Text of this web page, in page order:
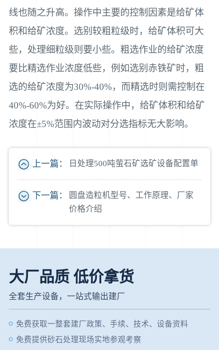
线也随之升高。操作中主要的控制因素是给矿体
积和给矿浓度。选别较粗粒级时，给矿体积可大
些，处理细粒级则要小些。粗选作业的给矿浓度
要比精选作业浓度低些，例如选别赤铁矿时，粗
选的给矿浓度为30%-40%，而精选时则需控制在
40%-60%为好。在实际操作中，给矿体积和给矿
浓度在±5%范围内波动对分选指标无大影响。
上一篇： 日处理500吨萤石矿选矿设备配置单
下一篇：
圆盘造粒机型号、工作原理、厂家
价格介绍
大厂品质 低价拿货
全套生产设备，一站式输出建厂
免费获取一整套建厂政策、手续、技术、设备资料
免费提供砂石处理现场实地参观考察